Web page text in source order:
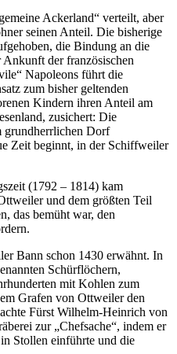
Ackerland“ verteilt, aber
seinen Anteil. Die bisherige
die Bindung an die
der französischen
Napoleons führt die
zum bisher geltenden
Kindern ihren Anteil am
zusichert: Die
grundherrlichen Dorf
Zeit beginnt, in der Schiffweiler
(1792 – 1814) kam
und dem größten Teil
das bemüht war, den
Bann schon 1430 erwähnt. In
Schürflöchern,
mit Kohlen zum
Grafen von Ottweiler den
Fürst Wilhelm-Heinrich von
zur „Chefsache“, indem er
Stollen einführte und die